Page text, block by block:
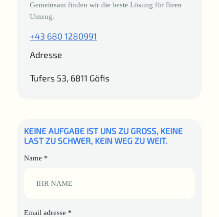
Gemeinsam finden wir die beste Lösung für Ihren
Umzug.
+43 680 1280991
Adresse
Tufers 53, 6811 Göfis
KEINE AUFGABE IST UNS ZU GROSS, KEINE
LAST ZU SCHWER, KEIN WEG ZU WEIT.
Name *
Email adresse *